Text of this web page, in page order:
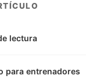
lectura
para entrenadores